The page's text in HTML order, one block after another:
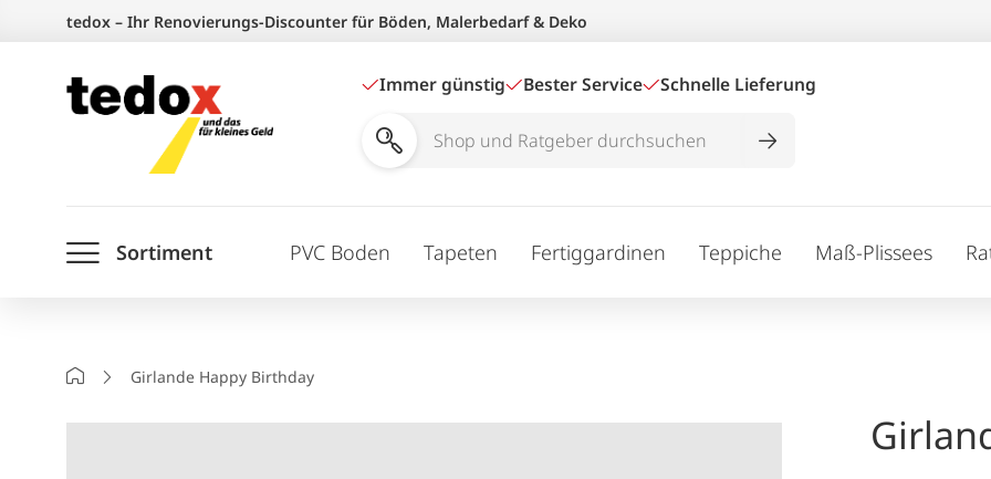
springen
tedox – Ihr Renovierungs-Discounter für Böden, Malerbedarf & Deko
Immer günstig Bester Service Schnelle Lieferung
Shop
durchsuchen
Sortiment PVC Boden Tapeten Fertiggardinen Teppiche Maß-Plissees
StartseiteGirlande Happy Birthday